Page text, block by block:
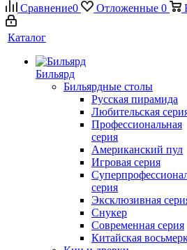
Сравнение0 Отложенные 0
Каталог
Бильярд
Бильярдные столы
Русская пирамида
Любительская
Профессиональная
серия
Американский пул
Игровая серия
серия
Эксклюзивная
Снукер
Современная серия
Китайская